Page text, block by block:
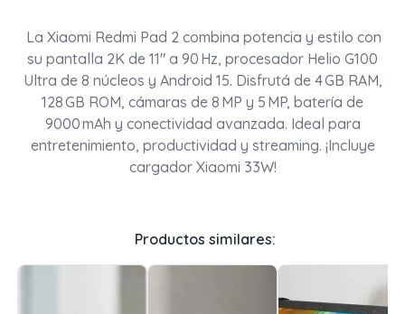
La Xiaomi Redmi Pad 2 combina potencia y estilo con
su pantalla 2K de 11" a 90 Hz, procesador Helio G100
Ultra de 8 núcleos y Android 15. Disfrutá de 4 GB RAM,
128 GB ROM, cámaras de 8 MP y 5 MP, batería de
9000 mAh y conectividad avanzada. Ideal para
entretenimiento, productividad y streaming. ¡Incluye
cargador Xiaomi 33W!
Productos similares: